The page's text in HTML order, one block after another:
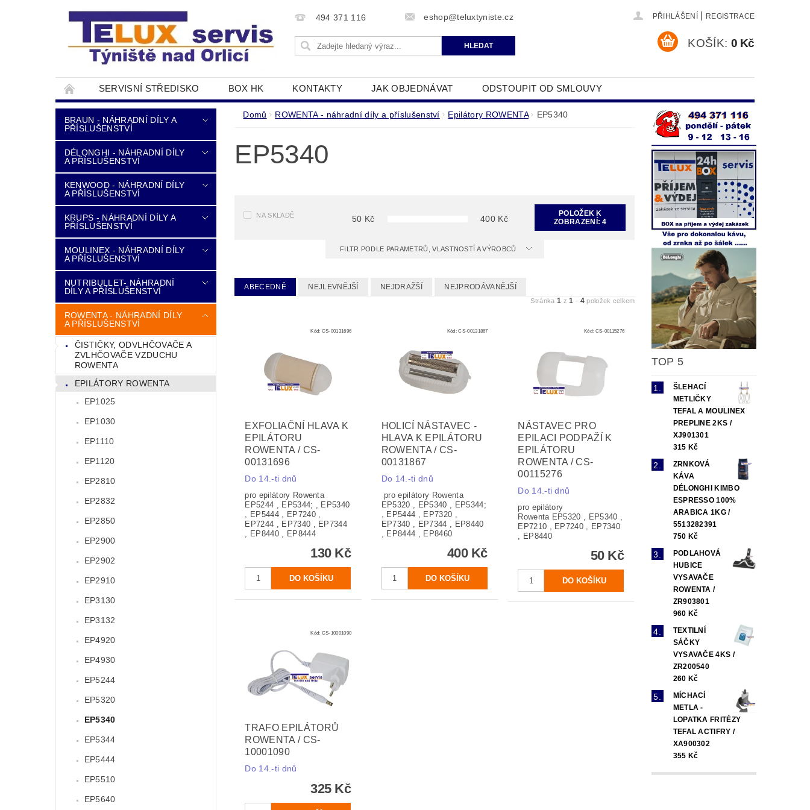
494 371 116 eshop@teluxtyniste.cz PŘIHLÁŠENÍ REGISTRACE
KOŠÍK: 0 Kč
SERVISNÍ STŘEDISKO BOX HK KONTAKTY JAK OBJEDNÁVAT ODSTOUPIT OD SMLOUVY
DOPRAVA A PLATBA NAPIŠTE NÁM OBCHODNÍ PODMÍNKY ZPRACOVÁNÍ OSOBNÍCH ÚDAJŮ
BRAUN - NÁHRADNÍ DÍLY A
PŘÍSLUŠENSTVÍ
DÉLONGHI - NÁHRADNÍ DÍLY
A PŘÍSLUŠENSTVÍ
KENWOOD - NÁHRADNÍ DÍLY
A PŘÍSLUŠENSTVÍ
KRUPS - NÁHRADNÍ DÍLY A
PŘÍSLUŠENSTVÍ
MOULINEX - NÁHRADNÍ DÍLY
A PŘÍSLUŠENSTVÍ
NUTRIBULLET- NÁHRADNÍ
DÍLY A PŘÍSLUŠENSTVÍ
ROWENTA - NÁHRADNÍ DÍLY
A PŘÍSLUŠENSTVÍ
ČISTIČKY, ODVLHČOVAČE A
ZVLHČOVAČE VZDUCHU
ROWENTA
EPILÁTORY ROWENTA
EP1025
EP1030
EP1110
EP1120
EP2810
EP2832
EP2850
EP2900
EP2902
EP2910
EP3130
EP3132
EP4920
EP4930
EP5244
EP5320
EP5340
EP5344
EP5444
EP5510
EP5640
Domů ROWENTA - náhradní díly a příslušenství Epilátory ROWENTA EP5340
EP5340
NA SKLADĚ 50 Kč 400Kč
POLOŽEK K
ZOBRAZENÍ:4
FILTR PODLE PARAMETRŮ, VLASTNOSTÍ A VÝROBCŮ
ABECEDNĚ NEJLEVNĚJŠÍ NEJDRAŽŠÍ NEJPRODÁVANĚJŠÍ
Stránka1 z1 - 4položek celkem
Kód: CS-00131696
EXFOLIAČNÍ HLAVA K
EPILÁTORU
ROWENTA / CS-
00131696
Do 14.-ti dnů
pro epilátory Rowenta
EP5244 , EP5344; , EP5340
, EP5444 , EP7240 ,
EP7244 , EP7340 , EP7344
, EP8440 , EP8444
130 Kč
Kód:CS-00131867
HOLICÍ NÁSTAVEC -
HLAVA K EPILÁTORU
ROWENTA / CS-
00131867
Do 14.-ti dnů
pro epilátory Rowenta
EP5320 , EP5340 , EP5344;
, EP5444 , EP7320 ,
EP7340 , EP7344 , EP8440
, EP8444 , EP8460
400 Kč
Kód: CS-00115276
NÁSTAVEC PRO
EPILACI PODPAŽÍ K
EPILÁTORU
ROWENTA / CS-
00115276
Do 14.-ti dnů
pro epilátory
Rowenta EP5320 , EP5340 ,
EP7210 , EP7240 , EP7340
, EP8440
50 Kč
Kód: CS-10001090
TRAFO EPILÁTORŮ
ROWENTA / CS-
10001090
Do 14.-ti dnů
325 Kč
TOP 5
ŠLEHACÍ
METLIČKY
TEFAL A MOULINEX
PREPLINE 2KS /
XJ901301
315 Kč
ZRNKOVÁ
KÁVA
DÉLONGHI KIMBO
ESPRESSO 100%
ARABICA 1KG /
5513282391
750 Kč
PODLAHOVÁ
HUBICE
VYSAVAČE
ROWENTA /
ZR903801
960 Kč
TEXTILNÍ
SÁČKY
VYSAVAČE 4KS /
ZR200540
260 Kč
MÍCHACÍ
METLA -
LOPATKA FRITÉZY
TEFAL ACTIFRY /
XA900302
355 Kč